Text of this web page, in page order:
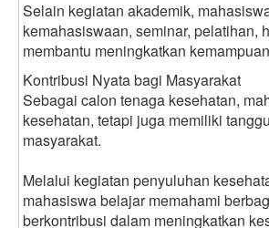
Selain kegiatan akademik,
kemahasiswaan, seminar, pelatihan,
membantu meningkatkan
Kontribusi Nyata bagi Masyarakat
Sebagai calon tenaga kesehatan,
kesehatan, tetapi juga memiliki
masyarakat.
Melalui kegiatan penyuluhan
mahasiswa belajar memahami
berkontribusi dalam meningkatkan